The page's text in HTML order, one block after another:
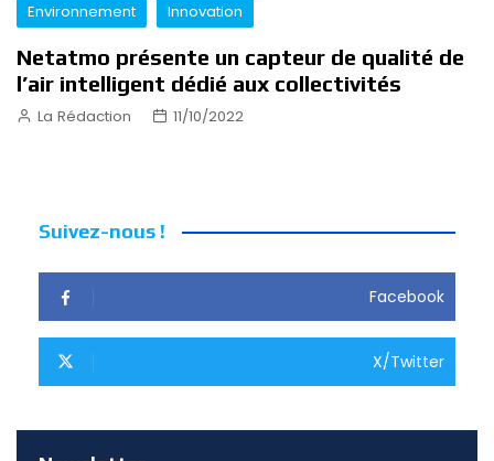
Environnement Innovation
Netatmo présente un capteur de qualité de
l’air intelligent dédié aux collectivités
La Rédaction 11/10/2022
Suivez-nous !
Facebook
X/Twitter